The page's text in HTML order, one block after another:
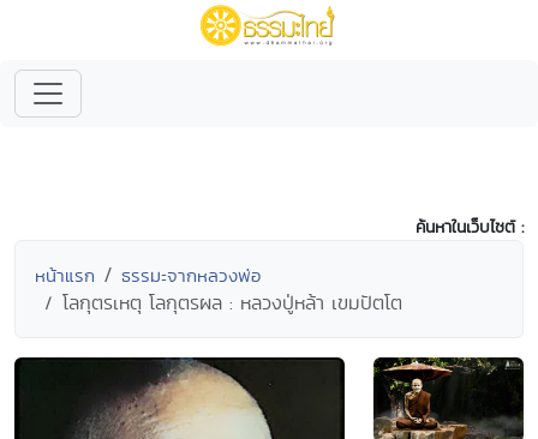
ค้นหาในเว็บไซต์ :
หน้าแรก ธรรมะจากหลวงพ่อ
โลกุตรเหตุ โลกุตรผล : หลวงปู่หล้า เขมปัตโต